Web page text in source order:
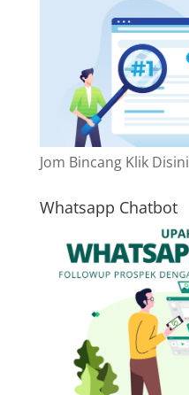
Jom Bincang Klik Disini
Whatsapp Chatbot